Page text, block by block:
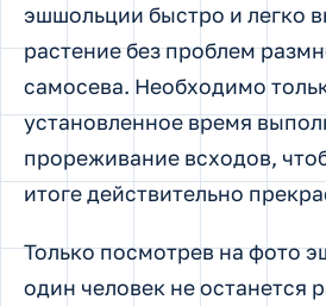
эшшольции быстро и легко
растение без проблем
самосева. Необходимо
установленное время
прореживание всходов,
итоге действительно
Только посмотрев на фото
один человек не останется